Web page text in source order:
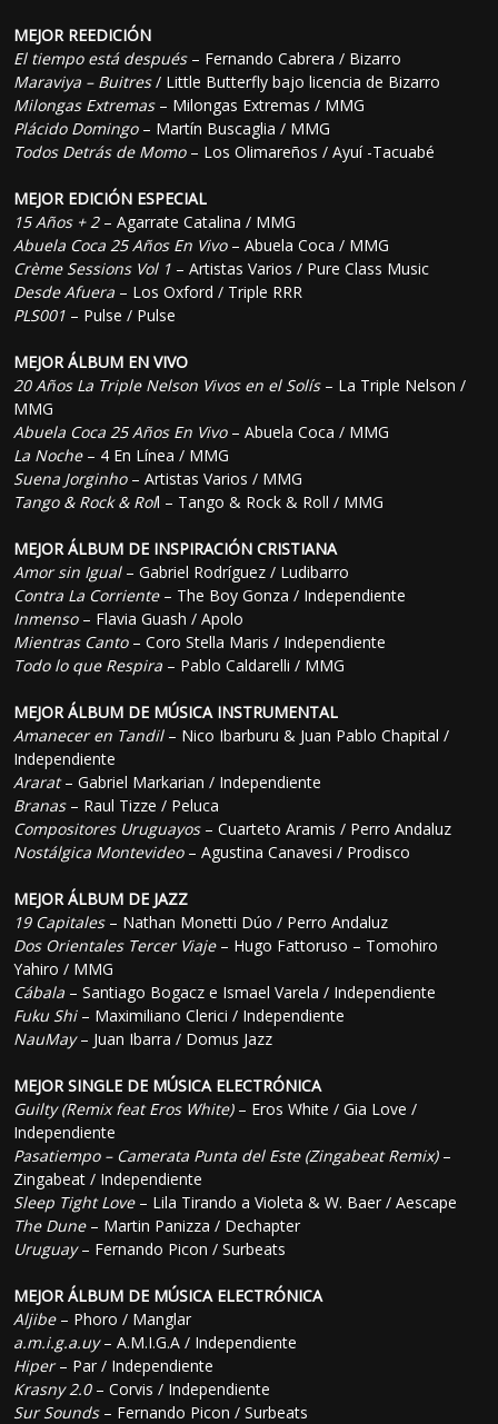
MEJOR REEDICIÓN
El tiempo está después– Fernando Cabrera / Bizarro
Maraviya – Buitres/ Little Butterfly bajo licencia de Bizarro
Milongas Extremas– Milongas Extremas / MMG
Plácido Domingo– Martín Buscaglia / MMG
Todos Detrás de Momo– Los Olimareños / Ayuí -Tacuabé
MEJOR EDICIÓN ESPECIAL
15 Años + 2– Agarrate Catalina / MMG
Abuela Coca 25 Años En Vivo– Abuela Coca / MMG
Crème Sessions Vol 1 – Artistas Varios / Pure Class Music
Desde Afuera – Los Oxford / Triple RRR
PLS001 – Pulse / Pulse
MEJOR ÁLBUM EN VIVO
20 Años La Triple Nelson Vivos en el Solís– La Triple Nelson /
MMG
Abuela Coca 25 Años En Vivo– Abuela Coca / MMG
La Noche– 4 En Línea / MMG
Suena Jorginho– Artistas Varios / MMG
Tango & Rock & Roll – Tango & Rock & Roll / MMG
MEJOR ÁLBUM DE INSPIRACIÓN CRISTIANA
Amor sin Igual– Gabriel Rodríguez / Ludibarro
Contra La Corriente– The Boy Gonza / Independiente
Inmenso– Flavia Guash / Apolo
Mientras Canto– Coro Stella Maris / Independiente
Todo lo que Respira – Pablo Caldarelli / MMG
MEJOR ÁLBUM DE MÚSICA INSTRUMENTAL
Amanecer en Tandil– Nico Ibarburu & Juan Pablo Chapital /
Independiente
Ararat– Gabriel Markarian / Independiente
Branas– Raul Tizze / Peluca
Compositores Uruguayos– Cuarteto Aramis / Perro Andaluz
Nostálgica Montevideo– Agustina Canavesi / Prodisco
MEJOR ÁLBUM DE JAZZ
19 Capitales– Nathan Monetti Dúo / Perro Andaluz
Dos Orientales Tercer Viaje– Hugo Fattoruso – Tomohiro
Yahiro / MMG
Cábala – Santiago Bogacz e Ismael Varela / Independiente
Fuku Shi– Maximiliano Clerici / Independiente
NauMay– Juan Ibarra / Domus Jazz
MEJOR SINGLE DE MÚSICA ELECTRÓNICA
Guilty (Remix feat Eros White)– Eros White / Gia Love /
Independiente
Pasatiempo – Camerata Punta del Este (Zingabeat Remix)–
Zingabeat / Independiente
Sleep Tight Love– Lila Tirando a Violeta & W. Baer / Aescape
The Dune– Martin Panizza / Dechapter
Uruguay– Fernando Picon / Surbeats
MEJOR ÁLBUM DE MÚSICA ELECTRÓNICA
Aljibe– Phoro / Manglar
a.m.i.g.a.uy– A.M.I.G.A / Independiente
Hiper– Par / Independiente
Krasny 2.0– Corvis / Independiente
Sur Sounds– Fernando Picon / Surbeats